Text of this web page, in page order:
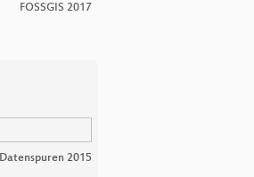
FOSSGIS 2017
Datenspuren 2015